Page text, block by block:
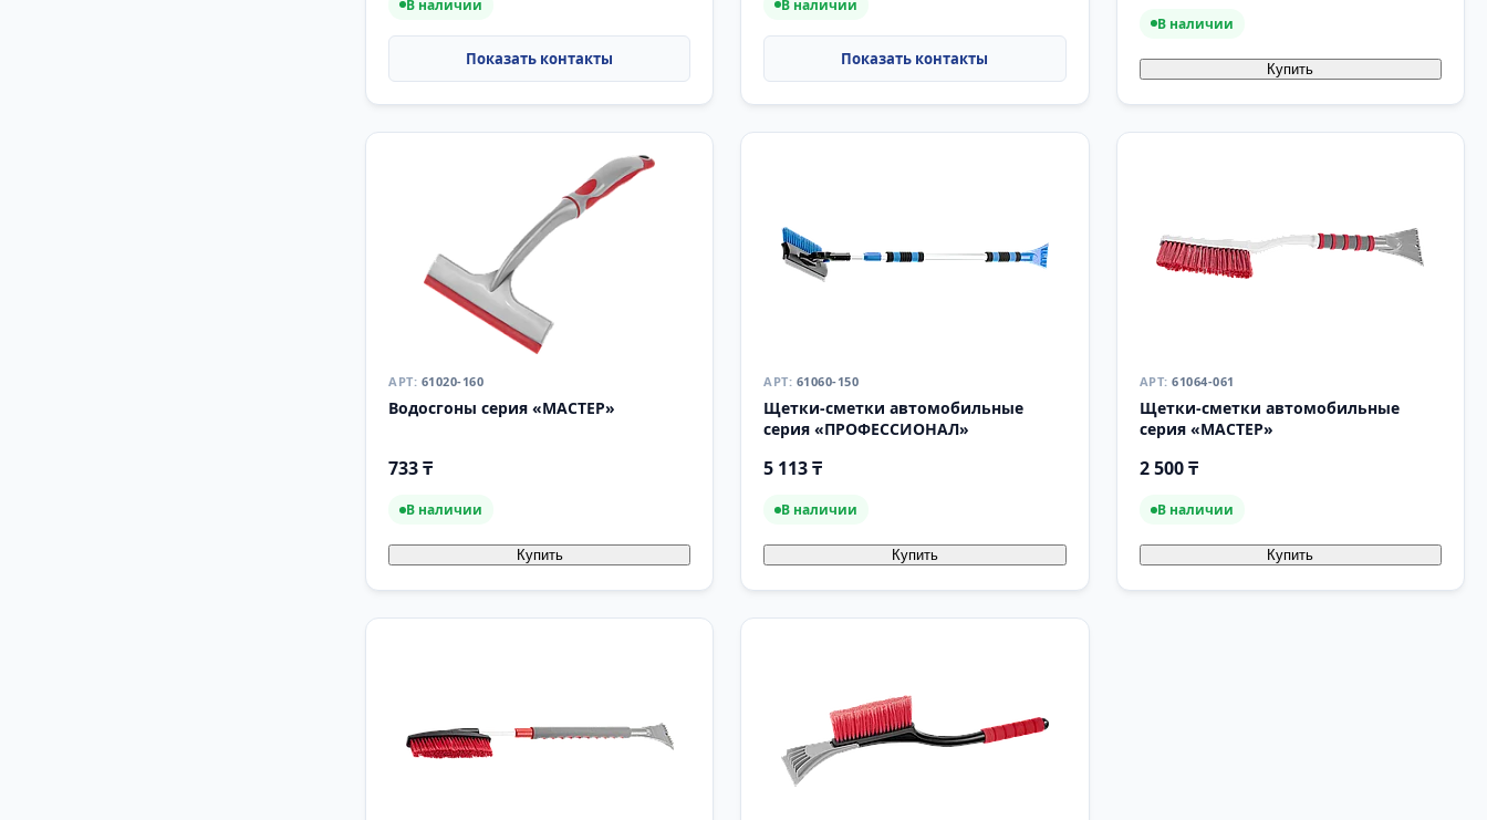
В наличии В наличии
В наличии
Купить
61020-160
Водосгоны серия «МАСТЕР»
733 ₸
В наличии
Купить
61060-150
Щетки-сметки автомобильные
серия «ПРОФЕССИОНАЛ»
5 113 ₸
В наличии
Купить
61064-061
Щетки-сметки автомобильные
серия «МАСТЕР»
2 500 ₸
В наличии
Купить